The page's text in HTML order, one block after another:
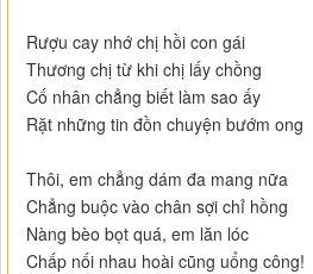
Rượu cay nhớ chị hồi con gái
Thương chị từ khi chị lấy chồng
Cố nhân chẳng biết làm sao ấy
Rặt những tin đồn chuyện bướm ong
Thôi, em chẳng dám đa mang nữa
Chẳng buộc vào chân sợi chỉ hồng
Nàng bèo bọt quá, em lăn lóc
Chấp nối nhau hoài cũng uổng công!